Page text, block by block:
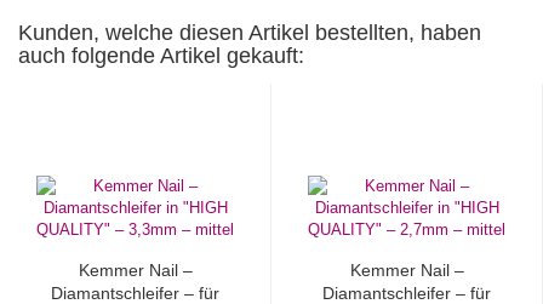
Kunden, welche diesen Artikel bestellten, haben
auch folgende Artikel gekauft:
Kemmer Nail –
Diamantschleifer – für
Kemmer Nail –
Diamantschleifer – für